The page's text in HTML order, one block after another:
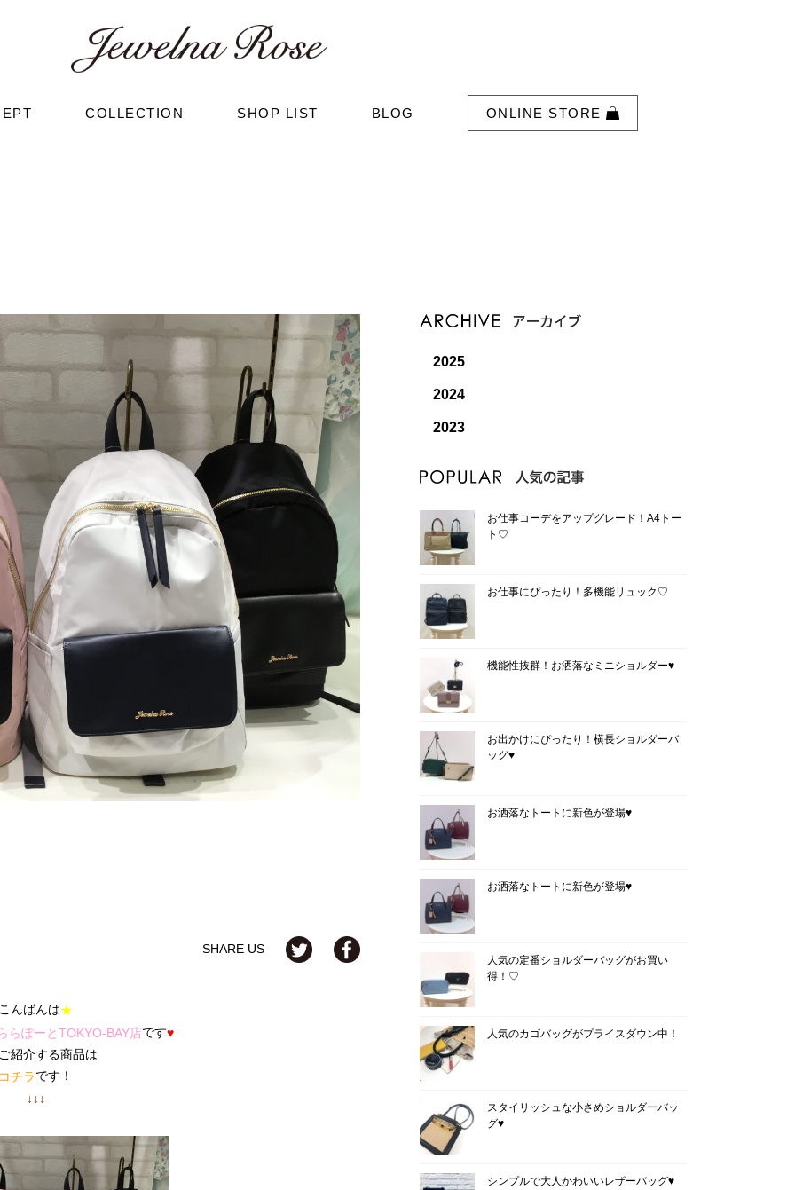
COLLECTION SHOP LIST BLOG ONLINE STORE
SHARE US
んばんは★
らぽーとTOKYO-BAY店です♥
紹介する商品は
チラです！
↓↓↓
2025
2024
2023
お仕事コーデをアップグレード！A4トー
ト♡
お仕事にぴったり！多機能リュック♡
機能性抜群！お洒落なミニショルダー♥
お出かけにぴったり！横長ショルダーバ
ッグ♥
お洒落なトートに新色が登場♥
お洒落なトートに新色が登場♥
人気の定番ショルダーバッグがお買い
得！♡
人気のカゴバッグがプライスダウン中！
スタイリッシュな小さめショルダーバッ
グ♥
シンプルで大人かわいいレザーバッグ♥